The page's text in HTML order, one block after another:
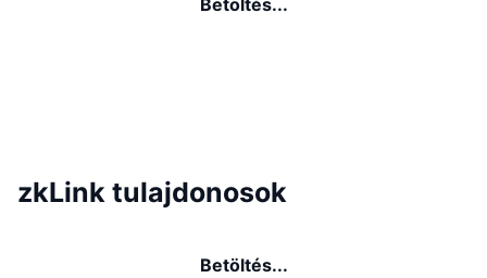
zkLink tulajdonosok
Betöltés...